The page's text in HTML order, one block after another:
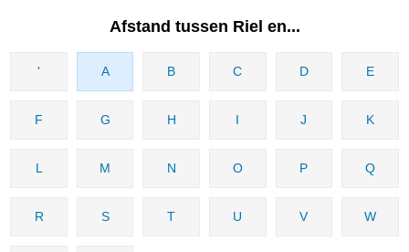
Afstand tussen Riel en...
' A B C D E
F G H I J K
L M N O P Q
R S T U V W